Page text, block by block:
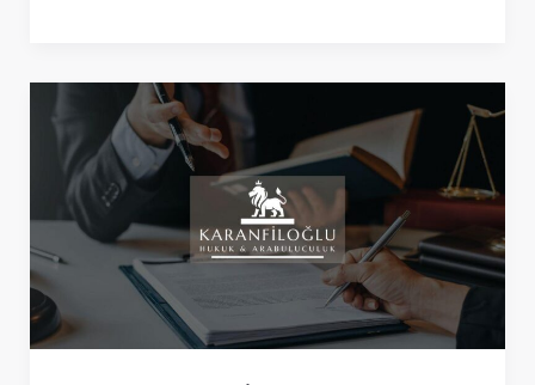
Gayrimenkul
İpoteği
ve
Hukuki
İşlemleri